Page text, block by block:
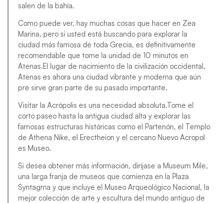
salen de la bahía.
Como puede ver, hay muchas cosas que hacer en Zea
Marina, pero si usted está buscando para explorar la
ciudad más famosa de toda Grecia, es definitivamente
recomendable que tome la unidad de 10 minutos en
Atenas.El lugar de nacimiento de la civilización occidental,
Atenas es ahora una ciudad vibrante y moderna que aún
pre sirve gran parte de su pasado importante.
Visitar la Acrópolis es una necesidad absoluta.Tome el
corto paseo hasta la antigua ciudad alta y explorar las
famosas estructuras históricas como el Partenón, el Templo
de Athena Nike, el Erectheion y el cercano Nuevo Acropol
es Museo.
Si desea obtener más información, diríjase a Museum Mile,
una larga franja de museos que comienza en la Plaza
Syntagma y que incluye el Museo Arqueológico Nacional, la
mejor colección de arte y escultura del mundo antiguo de